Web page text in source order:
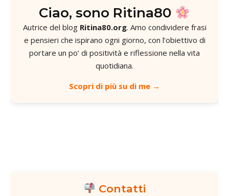
Ciao, sono Ritina80
Autrice del blog Ritina80.org. Amo condividere frasi
e pensieri che ispirano ogni giorno, con l’obiettivo di
portare un po’ di positività e riflessione nella vita
quotidiana.
Scopri di più su di me →
Contatti